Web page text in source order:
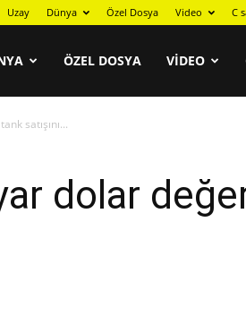
Uzay Dünya Özel Dosya Video C
ÖZEL DOSYA VIDEO
satışını...
dolar